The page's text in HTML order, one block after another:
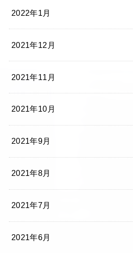
2022年1月
2021年12月
2021年11月
2021年10月
2021年9月
2021年8月
2021年7月
2021年6月